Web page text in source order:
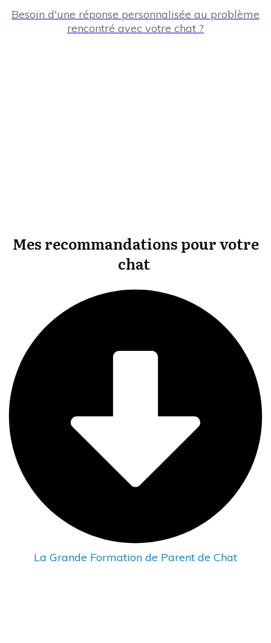
Besoin d'une réponse personnalisée au problème
rencontré avec votre chat ?
Mes recommandations pour votre
chat
La Grande Formation de Parent de Chat